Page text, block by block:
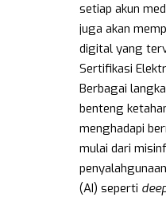
setiap akun
juga akan
digital yang
Sertifikasi
Berbagai
benteng
menghadapi
mulai dari
(AI) seperti